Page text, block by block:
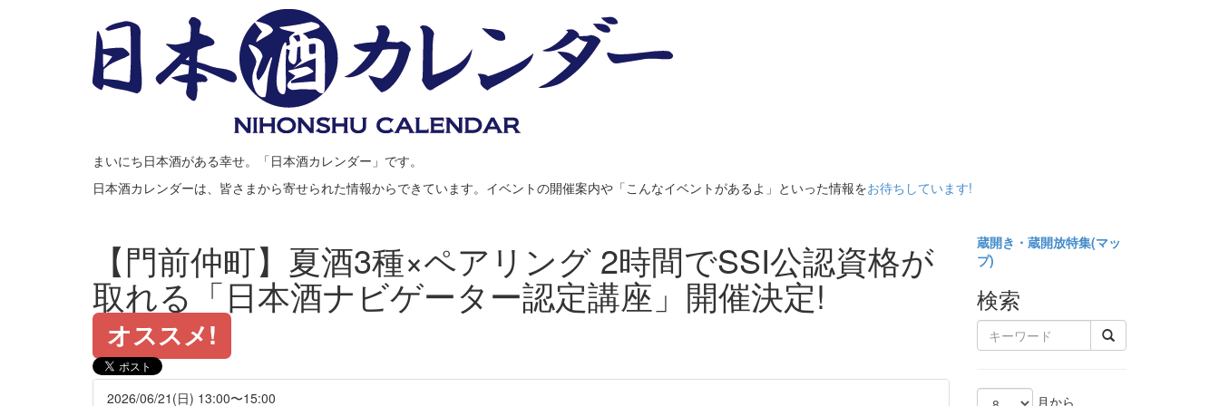
まいにち日本酒がある幸せ。「日本酒カレンダー」です。
日本酒カレンダーは、皆さまから寄せられた情報からできています。イベントの開催案内や「こんなイベントがあるよ」といった情報をお待ちしています!
【門前仲町】夏酒3種×ペアリング 2時間でSSI公認資格が
取れる「日本酒ナビゲーター認定講座」開催決定!
オススメ!
2026/06/21(日) 13:00〜15:00
蔵開き・蔵開放特集(マッ
プ)
検索
月から